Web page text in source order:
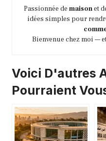
Passionnée de maisonet
idées simples pour
Bienvenue chez moi —
Voici D'autres
Pourraient